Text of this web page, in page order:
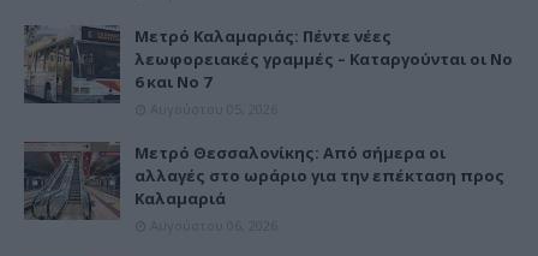
Μετρό Καλαμαριάς: Πέντε νέες
λεωφορειακές γραμμές – Καταργούνται οι Νο
6 και Νο 7
Μετρό Θεσσαλονίκης: Από σήμερα οι
αλλαγές στο ωράριο για την επέκταση προς
Καλαμαριά